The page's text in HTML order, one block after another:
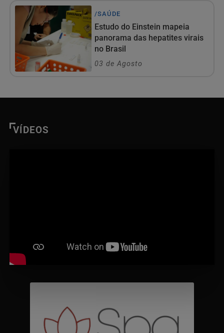
/SAÚDE
Estudo do Einstein mapeia
panorama das hepatites virais
no Brasil
03 de Agosto
VÍDEOS